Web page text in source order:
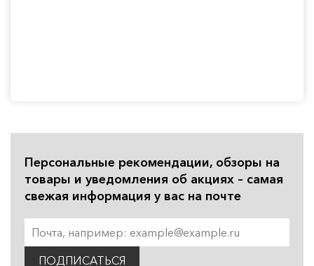
Персональные рекомендации, обзоры на
товары и уведомления об акциях – самая
свежая информация у вас на почте
ПОДПИСАТЬСЯ